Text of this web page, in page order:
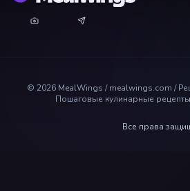
© 2026 MealWings / mealwings.com /
Пошаговые кулинарные
Все права